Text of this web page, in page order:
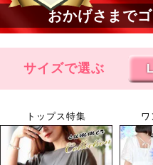
おかげさまで
サイズで選ぶ
トップス特集